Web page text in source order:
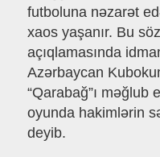
futboluna nəzarət
xaos yaşanır. Bu
açıqlamasında
Azərbaycan
“Qarabağ”ı məğlub
oyunda hakimlərin
deyib.